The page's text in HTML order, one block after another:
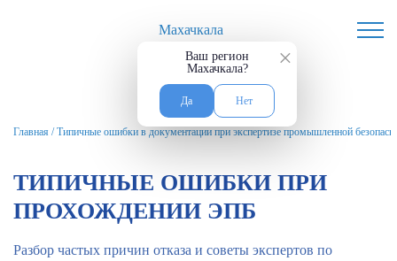
Махачкала
×
Ваш регион
Махачкала?
Да Нет
Главная /Типичные ошибки в документации при экспертизе промышленной
ТИПИЧНЫЕ ОШИБКИ ПРИ
ПРОХОЖДЕНИИ ЭПБ
Разбор частых причин отказа и советы экспертов по